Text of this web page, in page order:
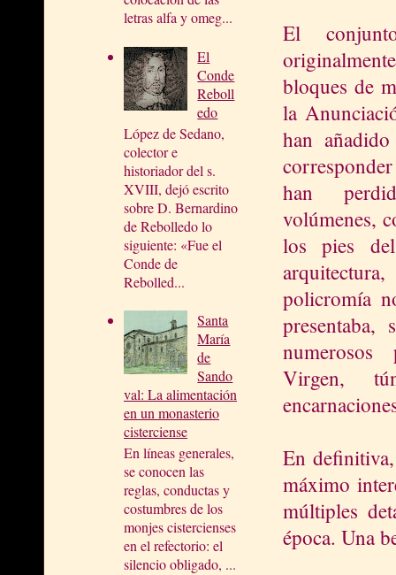
letras alfa y omeg...
El
Conde
Reboll
edo
López de Sedano,
colector e
historiador del s.
XVIII, dejó escrito
sobre D. Bernardino
de Rebolledo lo
siguiente: «Fue el
Conde de
Rebolled...
Santa
María
de
Sando
val: La alimentación
en un monasterio
cisterciense
En líneas generales,
se conocen las
reglas, conductas y
costumbres de los
monjes cistercienses
en el refectorio: el
silencio obligado, ...
El
bloques de
la
han
han
volúmenes,
los pies
policromía
presentaba,
Virgen,
En
máximo
múltiples
época. Una